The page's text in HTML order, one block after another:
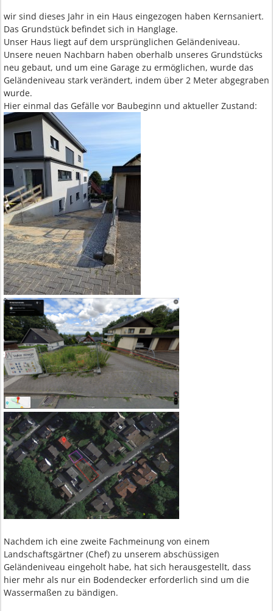
wir sind dieses Jahr in ein Haus eingezogen haben Kernsaniert.
Das Grundstück befindet sich in Hanglage.
Unser Haus liegt auf dem ursprünglichen Geländeniveau.
Unsere neuen Nachbarn haben oberhalb unseres Grundstücks
neu gebaut, und um eine Garage zu ermöglichen, wurde das
Geländeniveau stark verändert, indem über 2 Meter abgegraben
wurde.
Hier einmal das Gefälle vor Baubeginn und aktueller Zustand:
Nachdem ich eine zweite Fachmeinung von einem
Landschaftsgärtner (Chef) zu unserem abschüssigen
Geländeniveau eingeholt habe, hat sich herausgestellt, dass
hier mehr als nur ein Bodendecker erforderlich sind um die
Wassermaßen zu bändigen.